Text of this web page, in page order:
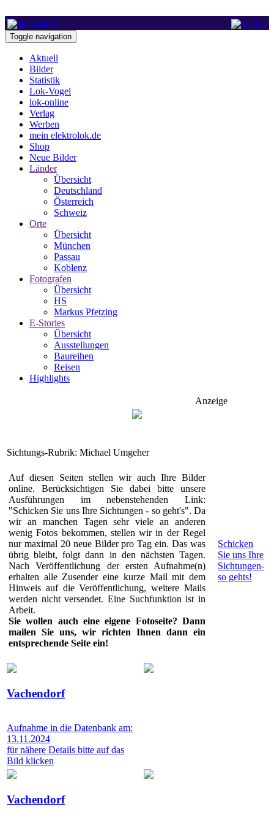
Toggle navigation
Aktuell
Bilder
Statistik
Lok-Vogel
lok-online
Verlag
Werben
mein elektrolok.de
Shop
Neue Bilder
Länder
Übersicht
Deutschland
Österreich
Schweiz
Orte
Übersicht
München
Passau
Koblenz
Fotografen
Übersicht
HS
Markus Pfetzing
E-Stories
Übersicht
Ausstellungen
Baureihen
Reisen
Highlights
Anzeige
Sichtungs-Rubrik: Michael Umgeher
Auf diesen Seiten stellen wir auch Ihre Bilder
online. Berücksichtigen Sie dabei bitte unsere
Ausführungen im nebenstehenden Link:
"Schicken Sie uns Ihre Sichtungen - so geht's". Da
wir an manchen Tagen sehr viele an anderen
wenig Fotos bekommen, stellen wir in der Regel
nur maximal 20 neue Bilder pro Tag ein. Das was
übrig bleibt, folgt dann in den nächsten Tagen.
Nach Veröffentlichung der ersten Aufnahme(n)
erhalten alle Zusender eine kurze Mail mit dem
Hinweis auf die Veröffentlichung, weitere Mails
werden nicht versendet. Eine Suchfunktion ist in
Arbeit.
Sie wollen auch eine eigene Fotoseite? Dann
mailen Sie uns, wir richten Ihnen dann ein
entsprechende Seite ein!
Schicken
Sie uns Ihre
Sichtungen-
so gehts!
Vachendorf
Aufnahme in die Datenbank am:
13.11.2024
für nähere Details bitte auf das
Bild klicken
Vachendorf